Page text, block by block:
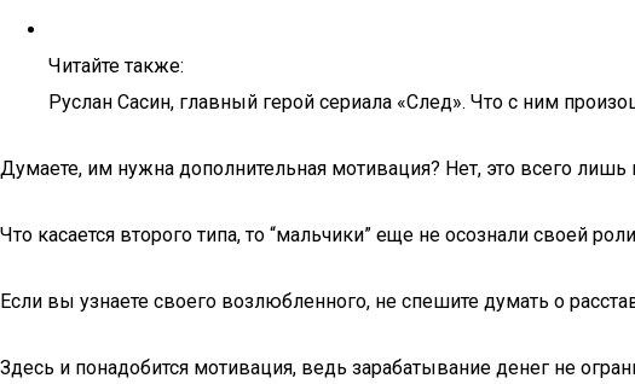
Читайте также:
Руслан Сасин, главный герой сериала «След». Что с ним
Думаете, им нужна дополнительная мотивация? Нет, это всего
Что касается второго типа, то “мальчики” еще не осознали своей
Если вы узнаете своего возлюбленного, не спешите думать о
Здесь и понадобится мотивация, ведь зарабатывание денег не